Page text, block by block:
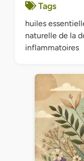
Tags
huiles
naturelle de la
inflammatoires